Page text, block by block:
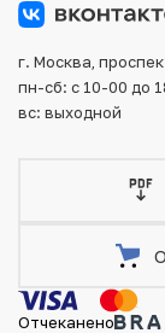
г. Москва,
пн-сб: с 10-00 до
вс: выходной
Отчеканено